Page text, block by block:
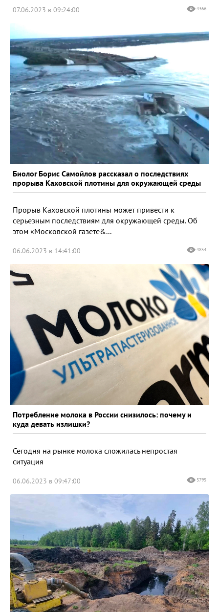
07.06.2023 в 09:24:00 4366
Биолог Борис Самойлов рассказал о последствиях
прорыва Каховской плотины для окружающей среды
Прорыв Каховской плотины может привести к
серьезным последствиям для окружающей среды. Об
этом «Московской газете&...
06.06.2023 в 14:41:00 4854
Потребление молока в России снизилось: почему и
куда девать излишки?
Сегодня на рынке молока сложилась непростая
ситуация
06.06.2023 в 09:47:00 5795